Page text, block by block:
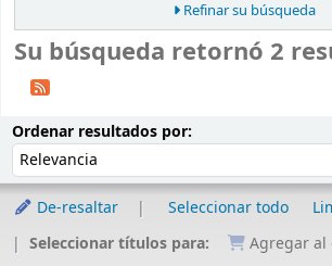
Refinar su búsqueda
Su búsqueda retornó 2
Ordenar resultados por:
De-resaltar Seleccionar todo
Seleccionar títulos para:
Agregar al